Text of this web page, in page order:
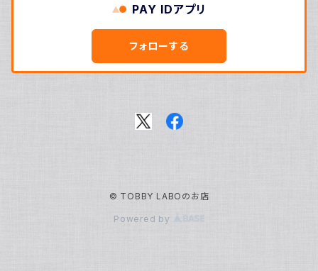
毎月お届けシリーズ
PAY IDアプリ
フォローする
© TOBBY LABOのお店
Powered by